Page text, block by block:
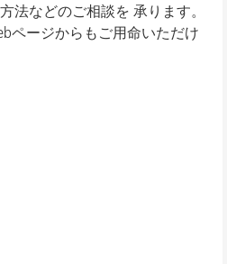
法などのご相談を 承ります。
ページからもご用命いただけ